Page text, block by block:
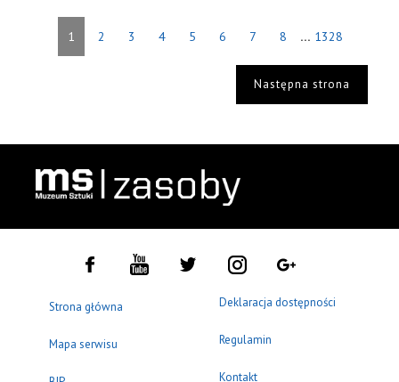
1 2 3 4 5 6 7 8 ... 1328
Następna strona
Strona główna
Mapa serwisu
Deklaracja dostępności
Regulamin
Kontakt